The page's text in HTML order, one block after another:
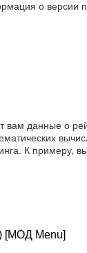
о версии
данные о
К примеру,
[МОД Menu]